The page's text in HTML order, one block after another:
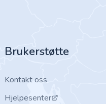
Brukerstøtte
Kontakt oss
Hjelpesenter